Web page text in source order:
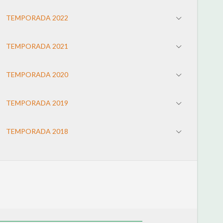
TEMPORADA 2022
TEMPORADA 2021
TEMPORADA 2020
TEMPORADA 2019
TEMPORADA 2018